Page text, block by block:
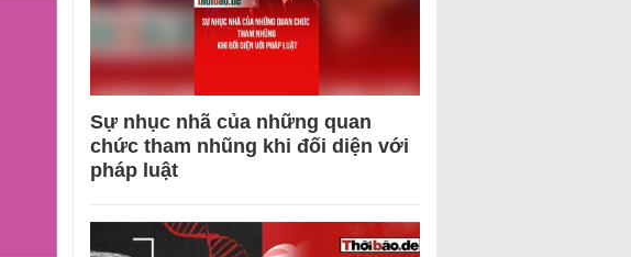
Sự nhục nhã của những quan
chức tham nhũng khi đối diện với
pháp luật